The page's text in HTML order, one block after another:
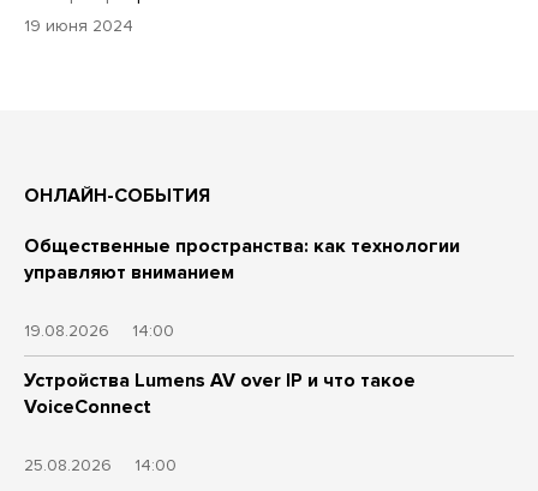
19 июня 2024
ОНЛАЙН-СОБЫТИЯ
Общественные пространства: как технологии
управляют вниманием
19.08.2026 14:00
Устройства Lumens AV over IP и что такое
VoiceConnect
25.08.2026 14:00